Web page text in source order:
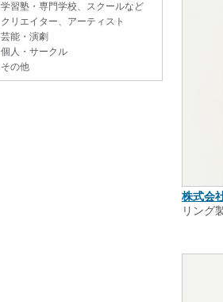
株式会
リング
学習塾・専門学校、スクールなど
クリエイター、アーティスト
芸能・演劇
個人・サークル
その他